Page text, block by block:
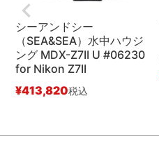
シーアンドシー
（SEA&SEA）水中ハウジ
ング MDX-Z7II U #06230
for Nikon Z7II
¥413,820税込